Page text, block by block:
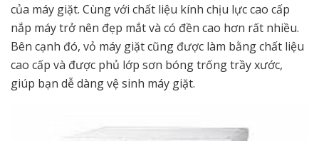
của máy giặt. Cùng với chất liệu kính chịu lực cao cấp
nắp máy trở nên đẹp mắt và có đền cao hơn rất nhiều.
Bên cạnh đó, vỏ máy giặt cũng được làm bằng chất liệu
cao cấp và được phủ lớp sơn bóng trống trầy xước,
giúp bạn dễ dàng vệ sinh máy giặt.